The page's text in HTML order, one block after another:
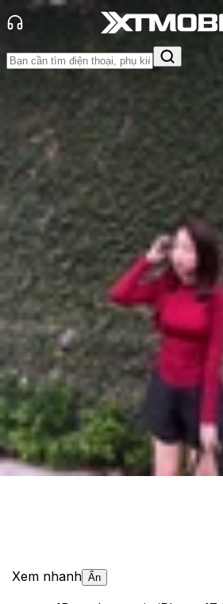
Tin tức
Hỏi đáp
Tin Mới
Đánh Giá - Trên Tay So
mãiThủ thuật Hỏi đáp App - Game
hàng - Sự kiện
Giải đáp thắc mắc:
iPhone 17 bao nhiêu
Anh Thư
Ngày đăng:
09/09/2025
Cập nhật: 09/09/2025
Theo dõi XTMobile trên
Xem nhanh Ẩn